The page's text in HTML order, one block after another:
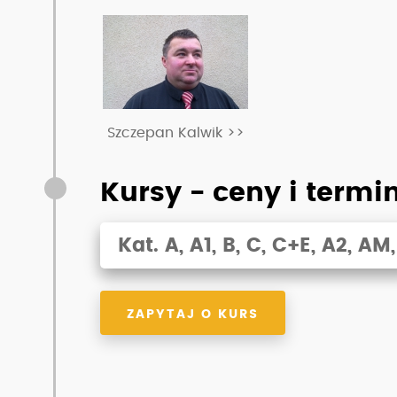
Szczepan Kalwik >>
Kursy - ceny i
Kat. A, A1, B, C, C+E, A2, AM,
ZAPYTAJ O KURS